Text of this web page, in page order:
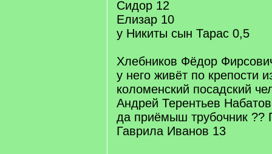
Сидор 12
Елизар 10
у Никиты сын Тарас 0,5
Хлебников Фёдор
у него живёт по крепости
коломенский посадский
Андрей Терентьев
да приёмыш трубочник ??
Гаврила Иванов 13